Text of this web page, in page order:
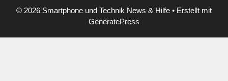
© 2026 Smartphone und Technik News & Hilfe • Erstellt mit
GeneratePress